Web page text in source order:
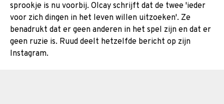
sprookje is nu voorbij. Olcay schrijft dat de twee 'ieder
voor zich dingen in het leven willen uitzoeken'. Ze
benadrukt dat er geen anderen in het spel zijn en dat er
geen ruzie is. Ruud deelt hetzelfde bericht op zijn
Instagram.